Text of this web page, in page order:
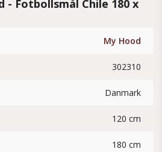
- Fotbollsmål Chile 180 x
My Hood
302310
Danmark
120 cm
180 cm